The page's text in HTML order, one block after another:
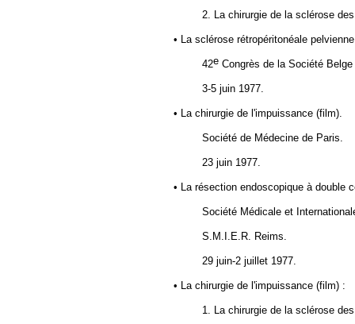
2. La chirurgie de la sclérose
• La sclérose rétropéritonéale
42e Congrès de la Société Belge
3-5 juin 1977.
• La chirurgie de l'impuissance (film).
Société de Médecine de Paris.
23 juin 1977.
• La résection endoscopique à double
Société Médicale et
S.M.I.E.R. Reims.
29 juin-2 juillet 1977.
• La chirurgie de l'impuissance (film) :
1. La chirurgie de la sclérose